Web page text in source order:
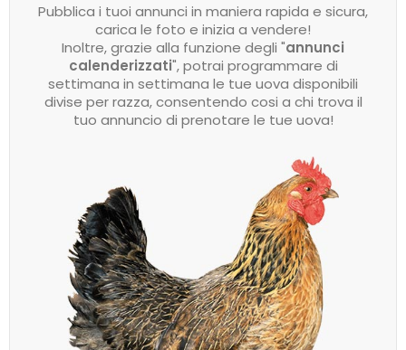
Pubblica i tuoi annunci in maniera rapida e sicura,
carica le foto e inizia a vendere!
Inoltre, grazie alla funzione degli "annunci
calenderizzati", potrai programmare di
settimana in settimana le tue uova disponibili
divise per razza, consentendo cosi a chi trova il
tuo annuncio di prenotare le tue uova!